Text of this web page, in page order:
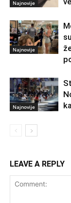
Najnovije
Najnovije
Najnovije
LEAVE A REPLY